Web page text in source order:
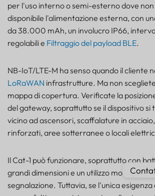
per l'uso interno o semi-esterno dove non
disponibile l'alimentazione esterna, con
da 38.000 mAh, un involucro IP66,
regolabili e Filtraggio del payload BLE.
NB-IoT/LTE-M ha senso quando il cliente
LoRaWAN infrastrutture. Ma non
mappa di copertura. Verificate la
del gateway, soprattutto se il dispositivo si
vicino ad ascensori, scaffalature in
rinforzati, aree sotterranee o locali
Il Cat-1 può funzionare, soprattutto con
grandi dimensioni e un utilizzo moderato
segnalazione. Tuttavia, se l'unica esigenza